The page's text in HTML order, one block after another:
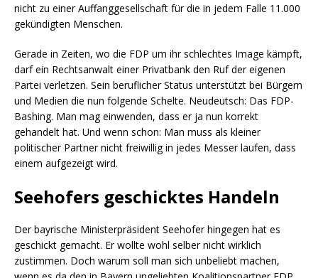
nicht zu einer Auffanggesellschaft für die in jedem Falle 11.000
gekündigten Menschen.
Gerade in Zeiten, wo die FDP um ihr schlechtes Image kämpft,
darf ein Rechtsanwalt einer Privatbank den Ruf der eigenen
Partei verletzen. Sein beruflicher Status unterstützt bei Bürgern
und Medien die nun folgende Schelte. Neudeutsch: Das FDP-
Bashing. Man mag einwenden, dass er ja nun korrekt
gehandelt hat. Und wenn schon: Man muss als kleiner
politischer Partner nicht freiwillig in jedes Messer laufen, dass
einem aufgezeigt wird.
Seehofers geschicktes Handeln
Der bayrische Ministerpräsident Seehofer hingegen hat es
geschickt gemacht. Er wollte wohl selber nicht wirklich
zustimmen. Doch warum soll man sich unbeliebt machen,